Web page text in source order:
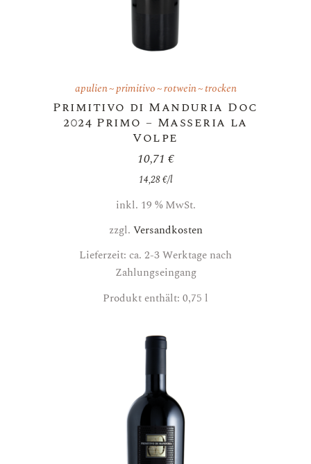
apulien primitivo rotwein trocken
Primitivo di Manduria Doc
2024 Primo – Masseria la
Volpe
10,71 €
14,28€/l
inkl. 19 % MwSt.
zzgl. Versandkosten
Lieferzeit: ca. 2-3 Werktage nach
Zahlungseingang
Produkt enthält: 0,75 l